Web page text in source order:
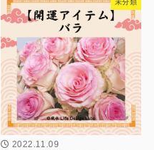
未分類
2022.11.09